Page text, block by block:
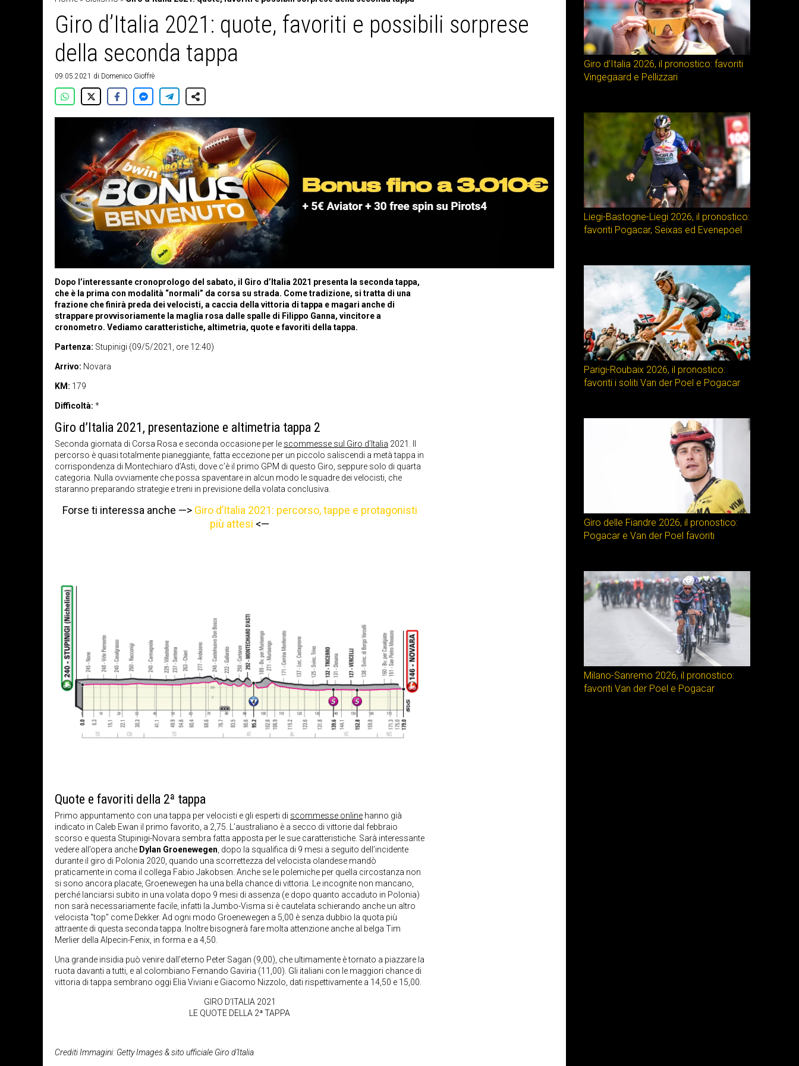
Giro d’Italia 2021: quote, favoriti e possibili sorprese
della seconda tappa
09.05.2021 di Domenico Gioffrè
Dopo l’interessante cronoprologo del sabato, il Giro d’Italia 2021 presenta la seconda tappa,
che è la prima con modalità “normali” da corsa su strada. Come tradizione, si tratta di una
frazione che finirà preda dei velocisti, a caccia della vittoria di tappa e magari anche di
strappare provvisoriamente la maglia rosa dalle spalle di Filippo Ganna, vincitore a
cronometro. Vediamo caratteristiche, altimetria, quote e favoriti della tappa.
Partenza: Stupinigi (09/5/2021, ore 12:40)
Arrivo: Novara
KM: 179
Difficoltà: *
Giro d’Italia 2021, presentazione e altimetria tappa 2
Seconda giornata di Corsa Rosa e seconda occasione per le scommesse sul Giro d’Italia 2021. Il
percorso è quasi totalmente pianeggiante, fatta eccezione per un piccolo saliscendi a metà tappa in
corrispondenza di Montechiaro d’Asti, dove c’è il primo GPM di questo Giro, seppure solo di quarta
categoria. Nulla ovviamente che possa spaventare in alcun modo le squadre dei velocisti, che
staranno preparando strategie e treni in previsione della volata conclusiva.
Forse ti interessa anche —> Giro d’Italia 2021: percorso, tappe e protagonisti
più attesi <—
Quote e favoriti della 2ª tappa
Primo appuntamento con una tappa per velocisti e gli esperti di scommesse online hanno già
indicato in Caleb Ewan il primo favorito, a 2,75. L’australiano è a secco di vittorie dal febbraio
scorso e questa Stupinigi-Novara sembra fatta apposta per le sue caratteristiche. Sarà interessante
vedere all’opera anche Dylan Groenewegen , dopo la squalifica di 9 mesi a seguito dell’incidente
durante il giro di Polonia 2020, quando una scorrettezza del velocista olandese mandò
praticamente in coma il collega Fabio Jakobsen. Anche se le polemiche per quella circostanza non
si sono ancora placate, Groenewegen ha una bella chance di vittoria. Le incognite non mancano,
perché lanciarsi subito in una volata dopo 9 mesi di assenza (e dopo quanto accaduto in Polonia)
non sarà necessariamente facile, infatti la Jumbo-Visma si è cautelata schierando anche un altro
velocista “top” come Dekker. Ad ogni modo Groenewegen a 5,00 è senza dubbio la quota più
attraente di questa seconda tappa. Inoltre bisognerà fare molta attenzione anche al belga Tim
Merlier della Alpecin-Fenix, in forma e a 4,50.
Una grande insidia può venire dall’eterno Peter Sagan (9,00), che ultimamente è tornato a piazzare la
ruota davanti a tutti, e al colombiano Fernando Gaviria (11,00). Gli italiani con le maggiori chance di
vittoria di tappa sembrano oggi Elia Viviani e Giacomo Nizzolo, dati rispettivamente a 14,50 e 15,00.
GIRO D’ITALIA 2021
LE QUOTE DELLA 2ª TAPPA
Crediti Immagini: Getty Images & sito ufficiale Giro d’Italia
Giro d’Italia 2026, il pronostico: favoriti
Vingegaard e Pellizzari
Liegi-Bastogne-Liegi 2026, il pronostico:
favoriti Pogacar, Seixas ed Evenepoel
Parigi-Roubaix 2026, il pronostico:
favoriti i soliti Van der Poel e Pogacar
Giro delle Fiandre 2026, il pronostico:
Pogacar e Van der Poel favoriti
Milano-Sanremo 2026, il pronostico:
favoriti Van der Poel e Pogacar